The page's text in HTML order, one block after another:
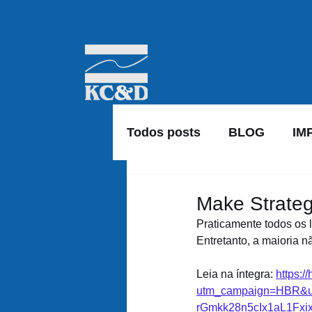
Todos posts BLOG
Make
Praticamente todos
Entretanto, a maioria
Leia na íntegra: